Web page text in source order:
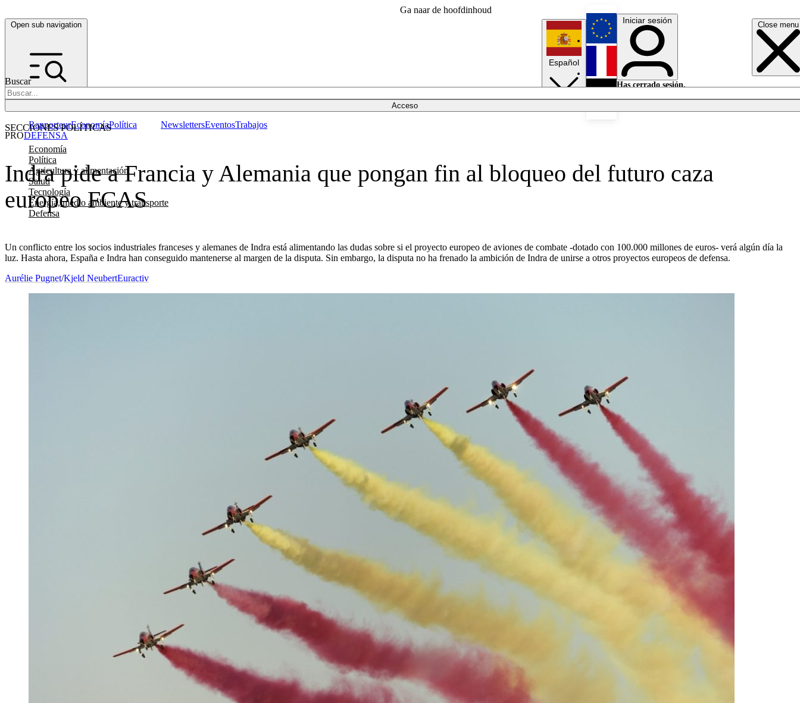
Ga naar de hoofdinhoud
Open sub navigation Close menu
Buscar
Acceso
SECCIONES POLÍTICAS
Economía
Política
Agricultura y alimentación
Salud
Tecnología
Energía, medio ambiente y transporte
Defensa
RapporteurEconomíaPolítica NewslettersEventosTrabajos
Español
English
Français
Iniciar sesión
Has cerrado sesión.
Indra pide a Francia y Alemania que pongan fin al bloqueo del futuro caza
europeo FCAS
Un conflicto entre los socios industriales franceses y alemanes de Indra está alimentando las dudas sobre si el proyecto europeo de aviones de combate -dotado con 100.000 millones de euros- verá algún día la
luz. Hasta ahora, España e Indra han conseguido mantenerse al margen de la disputa. Sin embargo, la disputa no ha frenado la ambición de Indra de unirse a otros proyectos europeos de defensa.
PRODEFENSA
Aurélie Pugnet/Kjeld NeubertEuractiv